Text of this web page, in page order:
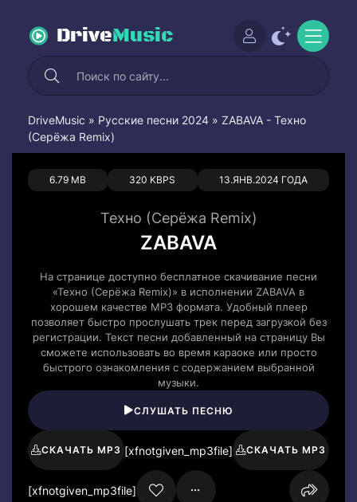
DriveMusic
DriveMusic » Русские песни 2024 » ZABAVA - Техно
(Серёжа Remix)
6.79 MB 320 KBPS 13.ЯНВ.2024 ГОДА
0 0
Техно (Серёжа Remix)
ZABAVA
На странице доступно бесплатное скачивание песни
«Техно (Серёжа Remix)» в исполнении ZABAVA в
хорошем качестве MP3 формата. Удобный плеер
позволяет быстро прослушать трек перед загрузкой без
регистрации. Текст песни добавленный на страницу Вы
сможете использовать во время караоке или просто
быстрого ознакомления с содержанием выбранной
музыки.
СЛУШАТЬ ПЕСНЮ
СКАЧАТЬ MP3 [xfnotgiven_mp3file] СКАЧАТЬ MP3
[xfnotgiven_mp3file]